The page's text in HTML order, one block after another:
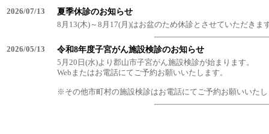
2026/07/13 夏季休診のお知らせ
8月13(木)～8月17(月)はお盆のため休診とさせていただきま
2026/05/13 令和8年度子宮がん施設検診のお知らせ
5月20日(水)より郡山市子宮がん施設検診が始まります。
Webまたはお電話にてご予約お願いいたします。
※その他市町村の施設検診はお電話にてご予約お願いいた